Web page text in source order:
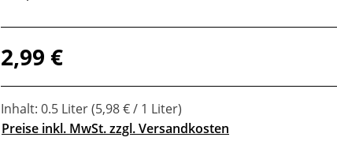
Regulärer Preis:
2,99 €
Inhalt: 0.5 Liter(5,98 € / 1 Liter)
Preise inkl. MwSt. zzgl. Versandkosten